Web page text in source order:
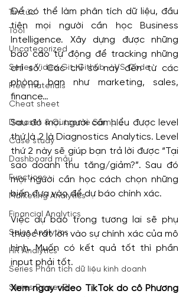
Tin tức
Tool
Uncategorized
Series Video Git, Github – VS Code
Free materials
Cheat sheet
Dataset & Outcome Sample
Case study
Dashboard mẫu
Functions
Marketing Analytics
Financial Analytics
Sales Analytics
HR Analytics
Series Phân tích dữ liệu kinh doanh
Series Power BI
Để có thể làm phân tích dữ liệu, đầu
tiên mọi người cần học Business
Intelligence. Xây dựng được những
báo cáo tự động để tracking những
chỉ số. Các chỉ số này đến từ các
phòng ban như marketing, sales,
finance…
Sau đó mọi người cần hiểu được level
thứ là 2 là Diagnostics Analytics. Level
thứ 2 này sẽ giúp bạn trả lời được “Tại
sao doanh thu tăng/giảm?”. Sau đó
mọi người cần học cách chọn những
biến đưa vào để dự báo chính xác.
Việc dự báo trong tương lai sẽ phụ
thuộc rất lớn vào sự chính xác của mô
hình. Muốn có kết quả tốt thì phần
input phải tốt.
Xem ngay video TikTok do cô Phương